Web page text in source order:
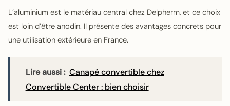
L’aluminium est le matériau central chez Delpherm, et ce choix
est loin d’être anodin. Il présente des avantages concrets pour
une utilisation extérieure en France.
Lire aussi : Canapé convertible chez
Convertible Center : bien choisir